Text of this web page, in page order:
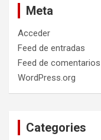
Meta
Acceder
Feed de entradas
Feed de comentarios
WordPress.org
Categories